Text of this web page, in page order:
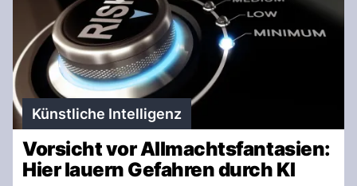
Künstliche Intelligenz
Vorsicht vor Allmachtsfantasien:
Hier lauern Gefahren durch KI